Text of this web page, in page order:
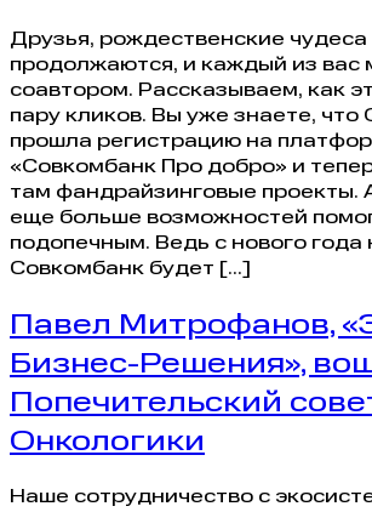
Друзья, рождественские чудеса
продолжаются, и каждый из вас
соавтором. Рассказываем, как
пару кликов. Вы уже знаете, что
прошла регистрацию на
«Совкомбанк Про добро» и
там фандрайзинговые проекты.
еще больше возможностей
подопечным. Ведь с нового
Совкомбанк будет […]
Павел Митрофанов,
Бизнес-Решения»,
Попечительский
Онкологики
Наше сотрудничество с